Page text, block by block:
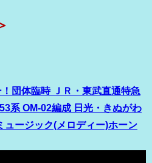
団体臨時 ＪＲ・東武直通特急
系 OM-02編成 日光・きぬがわ
ュージック(メロディー)ホーン